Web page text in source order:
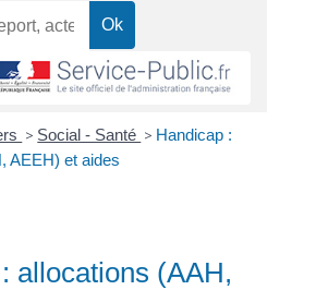
> Social - Santé > Handicap :
AEEH) et aides
allocations (AAH,